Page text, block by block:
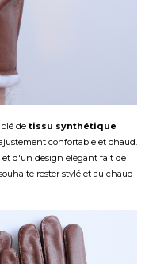
de tissu synthétique
confortable et chaud.
d'un design élégant fait de
rester stylé et au chaud